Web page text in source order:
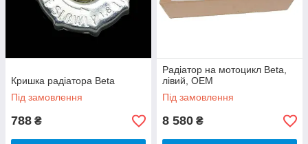
Кришка радіатора Beta
Під замовлення
788 ₴
Радіатор на мотоцикл Beta,
лівий, OEM
Під замовлення
8 580 ₴